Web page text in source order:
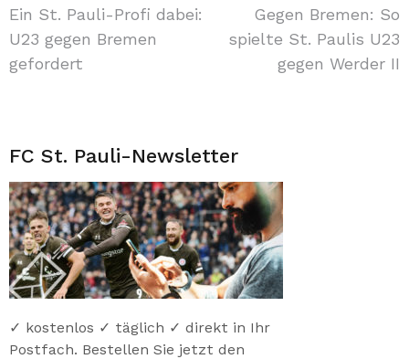
Beitragsnavigation
Ein St. Pauli-Profi dabei:
U23 gegen Bremen
gefordert
Gegen Bremen: So
spielte St. Paulis U23
gegen Werder II
FC St. Pauli-Newsletter
✓ kostenlos ✓ täglich ✓ direkt in Ihr
Postfach. Bestellen Sie jetzt den